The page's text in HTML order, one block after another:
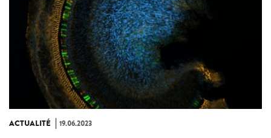
ACTUALITÉ 19.06.2023